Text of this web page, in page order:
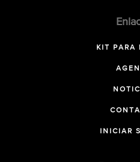
KIT PARA
INICIAR